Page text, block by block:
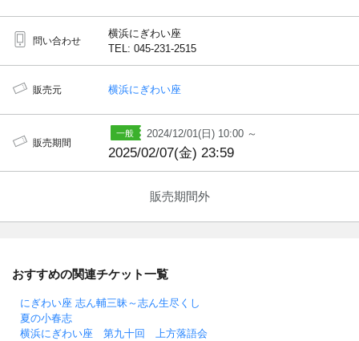
問い合わせ
横浜にぎわい座
TEL: 045-231-2515
販売元 横浜にぎわい座
販売期間
2024/12/01(日) 10:00 ～
2025/02/07(金) 23:59
販売期間外
おすすめの関連チケット一覧
にぎわい座 志ん輔三昧～志ん生尽くし
夏の小春志
横浜にぎわい座 第九十回 上方落語会